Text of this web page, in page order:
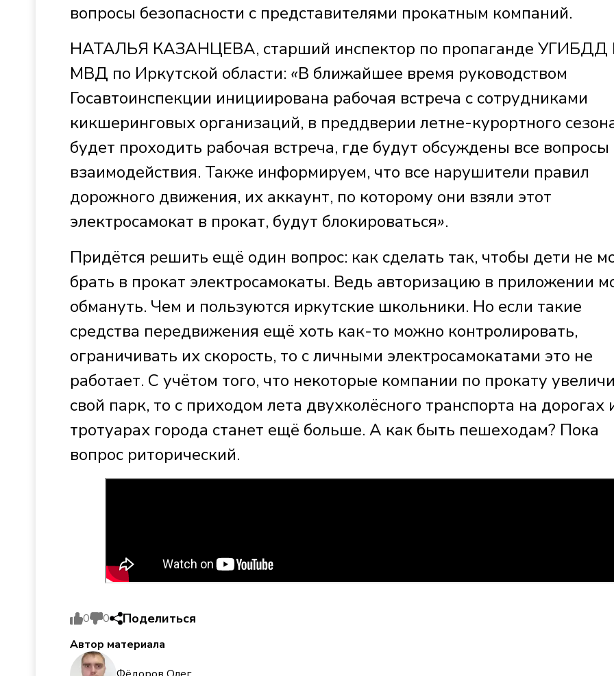
вопросы безопасности с представителями прокатным компаний.
НАТАЛЬЯ КАЗАНЦЕВА, старший инспектор по пропаганде УГИБДД
МВД по Иркутской области: «В ближайшее время руководством
Госавтоинспекции инициирована рабочая встреча с сотрудниками
кикшеринговых организаций, в преддверии летне-курортного
будет проходить рабочая встреча, где будут обсуждены все вопросы
взаимодействия. Также информируем, что все нарушители правил
дорожного движения, их аккаунт, по которому они взяли этот
электросамокат в прокат, будут блокироваться».
Придётся решить ещё один вопрос: как сделать так, чтобы дети не
брать в прокат электросамокаты. Ведь авторизацию в приложении
обмануть. Чем и пользуются иркутские школьники. Но если такие
средства передвижения ещё хоть как-то можно контролировать,
ограничивать их скорость, то с личными электросамокатами это не
работает. С учётом того, что некоторые компании по прокату
свой парк, то с приходом лета двухколёсного транспорта на дорогах
тротуарах города станет ещё больше. А как быть пешеходам? Пока
вопрос риторический.
0 0 Поделиться
Автор материала